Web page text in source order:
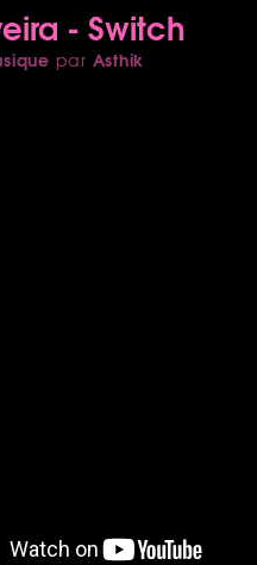
- Switch
par Asthik